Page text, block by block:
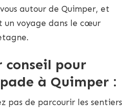
autour de Quimper, et
un voyage dans le cœur
conseil pour
à Quimper :
pas de parcourir les sentiers